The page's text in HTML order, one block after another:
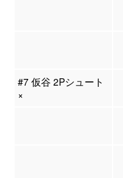
#7 仮谷 2Pシュート
×